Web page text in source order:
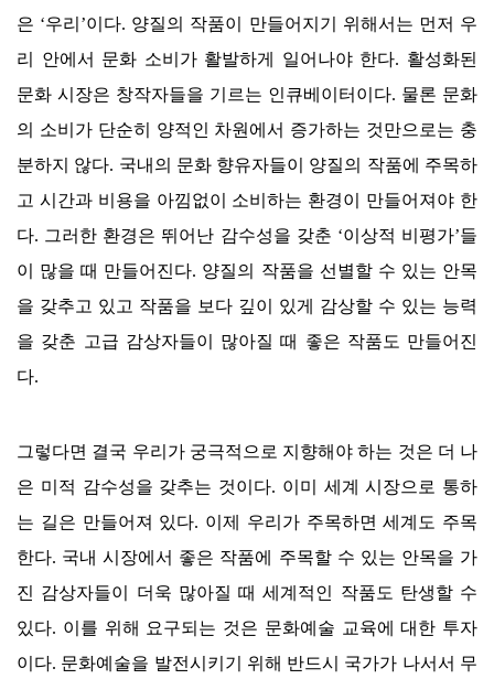
은 ‘우리 ’이다. 양질의 작품이 만들어지기 위해서는 먼저 우
리 안에서 문화 소비가 활발하게 일어나야 한다. 활성화된
문화 시장은 창작자들을 기르는 인큐베이터이다. 물론 문화
의 소비가 단순히 양적인 차원에서 증가하는 것만으로는 충
분하지 않다. 국내의 문화 향유자들이 양질의 작품에 주목하
고 시간과 비용을 아낌없이 소비하는 환경이 만들어져야 한
다. 그러한 환경은 뛰어난 감수성을 갖춘 ‘이상적 비평가’들
이 많을 때 만들어진다. 양질의 작품을 선별할 수 있는 안목
을 갖추고 있고 작품을 보다 깊이 있게 감상할 수 있는 능력
을 갖춘 고급 감상자들이 많아질 때 좋은 작품도 만들어진
다.
그렇다면 결국 우리가 궁극적으로 지향해야 하는 것은 더 나
은 미적 감수성을 갖추는 것이다. 이미 세계 시장으로 통하
는 길은 만들어져 있다. 이제 우리가 주목하면 세계도 주목
한다. 국내 시장에서 좋은 작품에 주목할 수 있는 안목을 가
진 감상자들이 더욱 많아질 때 세계적인 작품도 탄생할 수
있다. 이를 위해 요구되는 것은 문화예술 교육에 대한 투자
이다. 문화예술을 발전시키기 위해 반드시 국가가 나서서 무